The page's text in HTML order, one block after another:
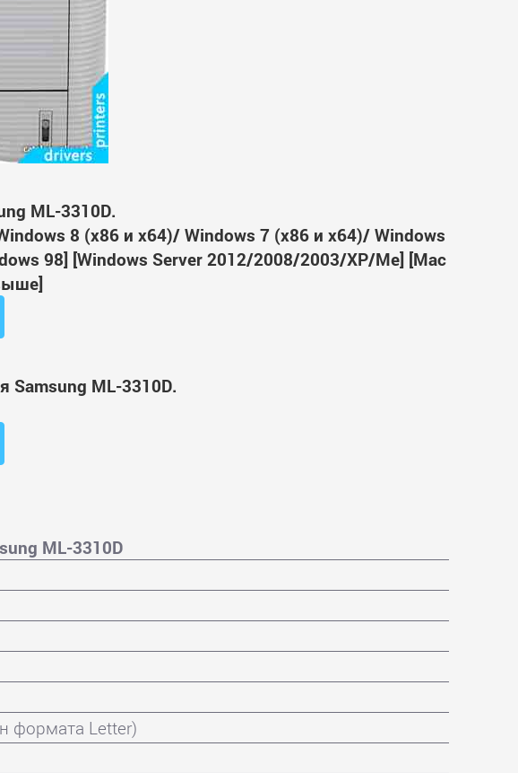
ML-3310D.
8 (x86 и x64)/ Windows 7 (x86 и x64)/ Windows
98] [Windows Server 2012/2008/2003/XP/Me] [Mac
Samsung ML-3310D.
ML-3310D
формата Letter)